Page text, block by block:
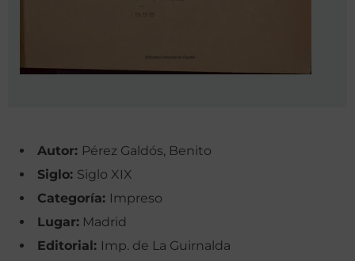
Autor: Pérez Galdós, Benito
Siglo: Siglo XIX
Categoría: Impreso
Lugar: Madrid
Editorial: Imp. de La Guirnalda